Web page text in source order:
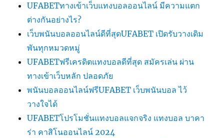
UFABETทางเข้าเว็บแทงบอลออนไลน์ มีความแตก
ต่างกันอย่างไร?
เว็บพนันบอลออนไลน์ดีที่สุดUFABET เปิดรับวางเดิม
พันทุกหมวดหมู่
UFABETฟรีเครดิตแทงบอลดีที่สุด สมัครเล่น ผ่าน
ทางเข้าเว็บหลัก ปลอดภัย
พนันบอลออนไลน์ฟรีUFABET เว็บพนันบอล ไว้
วางใจได้
UFABETโปรโมชั่นแทงบอลแจกจริง แทงบอล บาคา
ร่า คาสิโนออนไลน์ 2024